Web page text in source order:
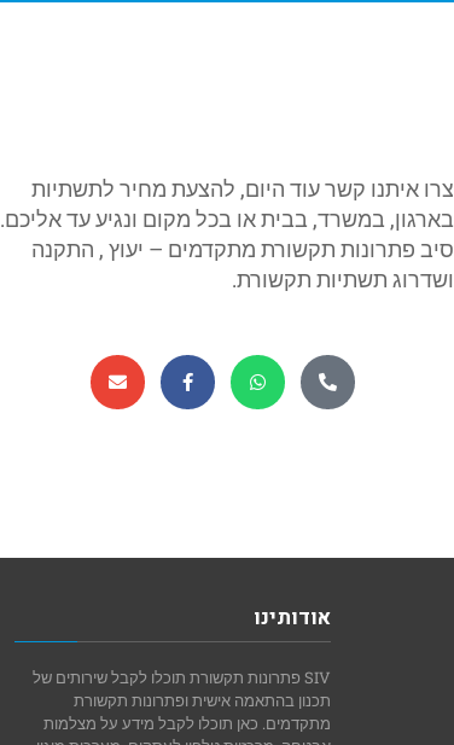
צרו איתנו קשר עוד היום, להצעת מחיר לתשתיות
בארגון, במשרד, בבית או בכל מקום ונגיע עד אליכם.
סיב פתרונות תקשורת מתקדמים – יעוץ , התקנה
ושדרוג תשתיות תקשורת.
אודותינו
SIV פתרונות תקשורת תוכלו לקבל שירותים של
תכנון בהתאמה אישית ופתרונות תקשורת
מתקדמים. כאן תוכלו לקבל מידע על מצלמות